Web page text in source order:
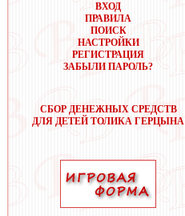
ВХОД
ПРАВИЛА
ПОИСК
НАСТРОЙКИ
РЕГИСТРАЦИЯ
ЗАБЫЛИ ПАРОЛЬ?
СБОР ДЕНЕЖНЫХ СРЕДСТВ
ДЛЯ ДЕТЕЙ ТОЛИКА ГЕРЦЫНА